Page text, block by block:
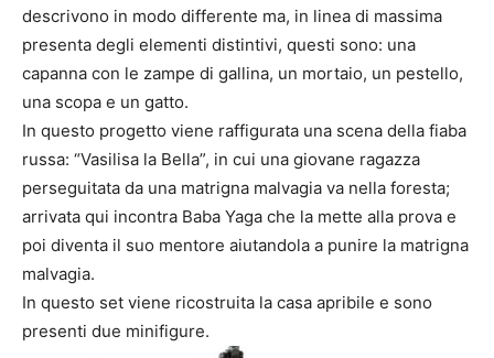
descrivono in modo differente ma, in linea di massima
presenta degli elementi distintivi, questi sono: una
capanna con le zampe di gallina, un mortaio, un pestello,
una scopa e un gatto.
In questo progetto viene raffigurata una scena della fiaba
russa: “Vasilisa la Bella”, in cui una giovane ragazza
perseguitata da una matrigna malvagia va nella foresta;
arrivata qui incontra Baba Yaga che la mette alla prova e
poi diventa il suo mentore aiutandola a punire la matrigna
malvagia.
In questo set viene ricostruita la casa apribile e sono
presenti due minifigure.